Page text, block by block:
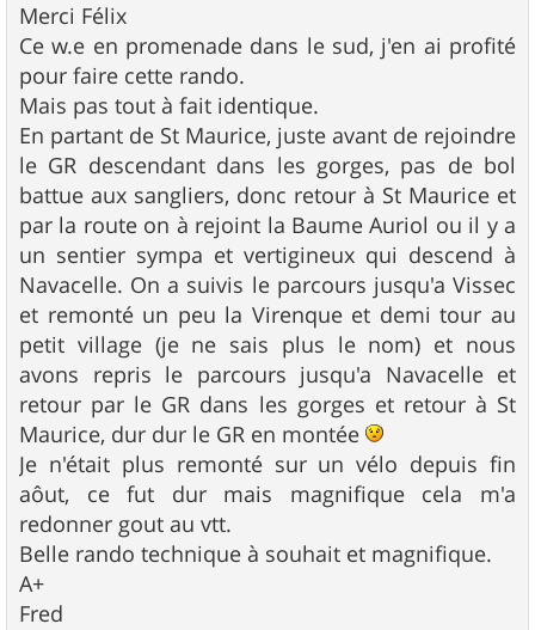
s
s
a
g
e
Merci Félix
Ce w.e en promenade dans le sud, j'en ai profité
pour faire cette rando.
Mais pas tout à fait identique.
En partant de St Maurice, juste avant de rejoindre
le GR descendant dans les gorges, pas de bol
battue aux sangliers, donc retour à St Maurice et
par la route on à rejoint la Baume Auriol ou il y a
un sentier sympa et vertigineux qui descend à
Navacelle. On a suivis le parcours jusqu'a Vissec
et remonté un peu la Virenque et demi tour au
petit village (je ne sais plus le nom) et nous
avons repris le parcours jusqu'a Navacelle et
retour par le GR dans les gorges et retour à St
Maurice, dur dur le GR en montée
Je n'était plus remonté sur un vélo depuis fin
aôut, ce fut dur mais magnifique cela m'a
redonner gout au vtt.
Belle rando technique à souhait et magnifique.
A+
Fred